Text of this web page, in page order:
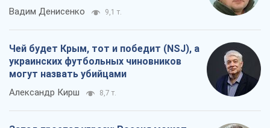
Вадим Денисенко 9,1 т.
Чей будет Крым, тот и победит (NSJ), а
украинских футбольных чиновников
могут назвать убийцами
Александр Кирш 8,7 т.